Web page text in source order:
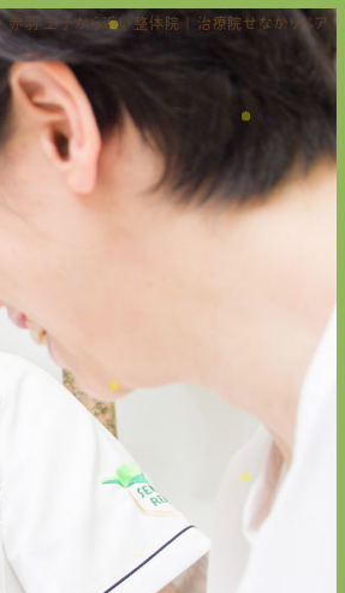
羽 王子から近い整体院 | 治療院せなかリペア